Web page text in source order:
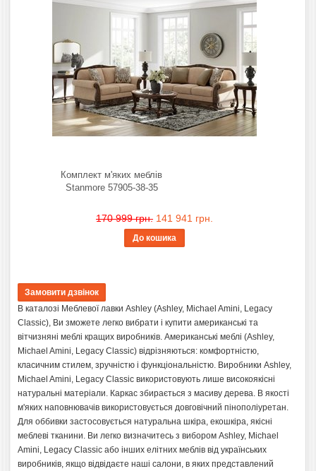
Комплект м'яких меблів
Stanmore 57905-38-35
170 999 грн. 141 941 грн.
До кошика
В каталозі Меблевої лавки Ashley (Ashley, Michael Amini, Legacy
Classic), Ви зможете легко вибрати і купити американські та
вітчизняні меблі кращих виробників. Американські меблі (Ashley,
Michael Amini, Legacy Classic) відрізняються: комфортністю,
класичним стилем, зручністю і функціональністю. Виробники Ashley,
Michael Amini, Legacy Classic використовують лише високоякісні
натуральні матеріали. Каркас збирається з масиву дерева. В якості
м'яких наповнювачів використовується довговічний пінополіуретан.
Для оббивки застосовується натуральна шкіра, екошкіра, якісні
меблеві тканини. Ви легко визначитесь з вибором Ashley, Michael
Amini, Legacy Classic або інших елітних меблів від українських
виробників, якщо відвідаєте наші салони, в яких представлений